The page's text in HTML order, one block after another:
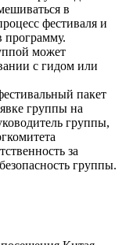
в
фестиваля и
программу.
может
с гидом или
пакет
группы на
группы,
за
группы.